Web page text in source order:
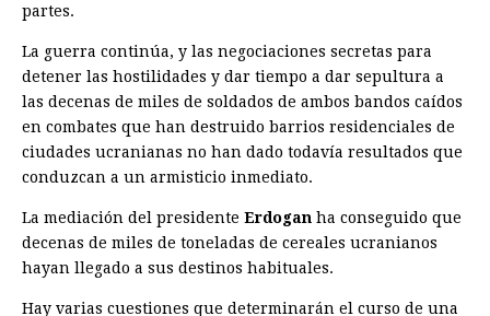
partes.
La guerra continúa, y las negociaciones secretas para
detener las hostilidades y dar tiempo a dar sepultura a
las decenas de miles de soldados de ambos bandos caídos
en combates que han destruido barrios residenciales de
ciudades ucranianas no han dado todavía resultados que
conduzcan a un armisticio inmediato.
La mediación del presidente Erdogan ha conseguido que
decenas de miles de toneladas de cereales ucranianos
hayan llegado a sus destinos habituales.
Hay varias cuestiones que determinarán el curso de una